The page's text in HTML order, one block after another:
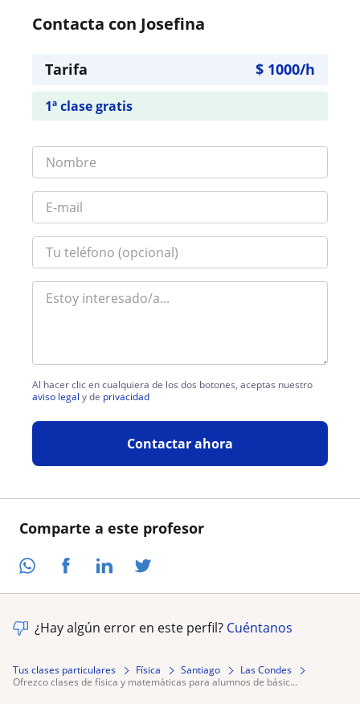
Comparte a este profesor
Contacta con Josefina
Tarifa $ 1000/h
1ª clase gratis
Al hacer clic en cualquiera de los dos botones, aceptas nuestro
aviso legal y de privacidad
Contactar ahora
¿Hay algún error en este perfil? Cuéntanos
Tus clases particulares Física Santiago
Las Condes
ofrezco clases de física y matemáticas para alumnos de básic...